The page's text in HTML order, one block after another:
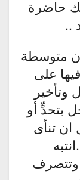
حاضرة
..
متوسطة
على
وتأخير
بتحدٍّ أو
تنأى
وتتصرف